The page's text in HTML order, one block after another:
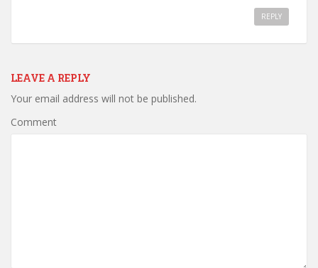
REPLY
LEAVE A REPLY
Your email address will not be published.
Comment